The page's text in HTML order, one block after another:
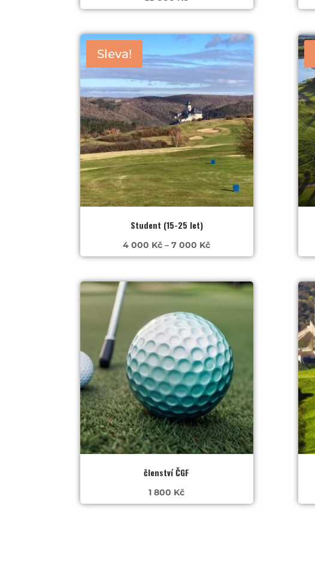
Sleva!
Student (15-25 let)
4 000 Kč – 7 000 KčRozpětí
cen:
000 Kč
000 Kč
členství ČGF
1 800 Kč